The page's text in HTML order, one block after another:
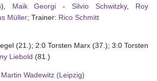
), Maik Georgi -Silvio Schwitzky, Roy
Müller; Trainer: Rico Schmitt
(21.); 2:0 Torsten Marx (37.); 3:0 Torsten
Liebold (81.)
Martin Wadewitz (Leipzig)